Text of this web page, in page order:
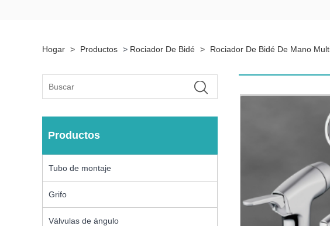
Hogar > Productos > Rociador De Bidé > Rociador De Bidé De Mano
Productos
Tubo de montaje
Grifo
Válvulas de ángulo